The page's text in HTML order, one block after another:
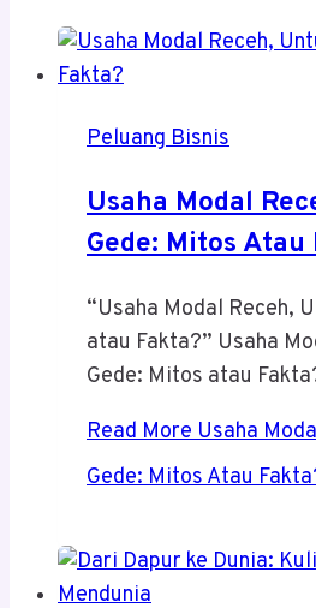
Peluang Bisnis
Usaha Modal
Gede: Mitos Atau
“Usaha Modal Receh,
atau Fakta?” Usaha
Gede: Mitos atau
Read MoreUsaha
Gede: Mitos Atau